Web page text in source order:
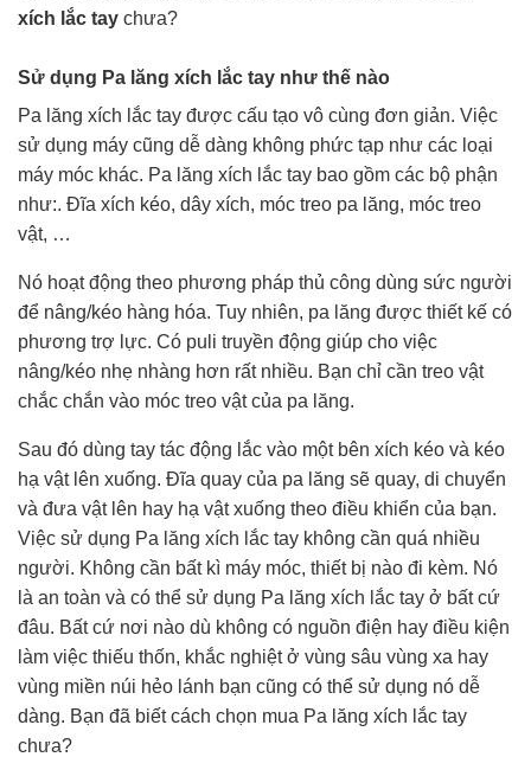
xích lắc tay chưa?
Sử dụng Pa lăng xích lắc tay như thế nào
Pa lăng xích lắc tay được cấu tạo vô cùng đơn giản. Việc
sử dụng máy cũng dễ dàng không phức tạp như các loại
máy móc khác. Pa lăng xích lắc tay bao gồm các bộ phận
như:. Đĩa xích kéo, dây xích, móc treo pa lăng, móc treo
vật, …
Nó hoạt động theo phương pháp thủ công dùng sức người
để nâng/kéo hàng hóa. Tuy nhiên, pa lăng được thiết kế có
phương trợ lực. Có puli truyền động giúp cho việc
nâng/kéo nhẹ nhàng hơn rất nhiều. Bạn chỉ cần treo vật
chắc chắn vào móc treo vật của pa lăng.
Sau đó dùng tay tác động lắc vào một bên xích kéo và kéo
hạ vật lên xuống. Đĩa quay của pa lăng sẽ quay, di chuyển
và đưa vật lên hay hạ vật xuống theo điều khiển của bạn.
Việc sử dụng Pa lăng xích lắc tay không cần quá nhiều
người. Không cần bất kì máy móc, thiết bị nào đi kèm. Nó
là an toàn và có thể sử dụng Pa lăng xích lắc tay ở bất cứ
đâu. Bất cứ nơi nào dù không có nguồn điện hay điều kiện
làm việc thiếu thốn, khắc nghiệt ở vùng sâu vùng xa hay
vùng miền núi hẻo lánh bạn cũng có thể sử dụng nó dễ
dàng. Bạn đã biết cách chọn mua Pa lăng xích lắc tay
chưa?